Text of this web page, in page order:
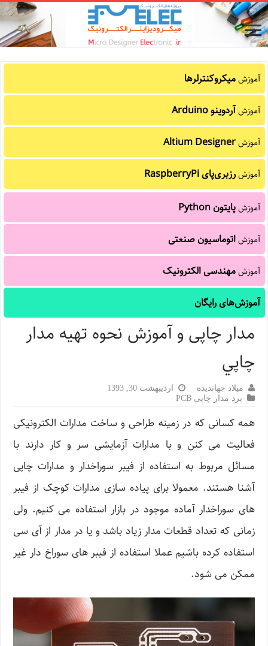
آموزشمیکروکنترلرها
آموزشآردوینو Arduino
آموزشAltium Designer
آموزشرزبری‌پای RaspberryPi
آموزشپایتون Python
آموزشاتوماسیون صنعتی
آموزشمهندسی الکترونیک
آموزش‌های رایگان
مدار چاپی و آموزش نحوه تهیه مدار
چاپي
میلاد جهاندیده
اردیبهشت 30, 1393
برد مدار چاپی PCB
همه کسانی که در زمینه طراحی و ساخت مدارات الکترونیکی
فعالیت می کنن و با مدارات آزمایشی سر و کار دارند با
مسائل مربوط به استفاده از فیبر سوراخدار و مدارات چاپی
آشنا هستند. معمولا برای پیاده سازی مدارات کوچک از فیبر
های سوراخدار آماده موجود در بازار استفاده می کنیم. ولی
زمانی که تعداد قطعات مدار زیاد باشد و یا در مدار از آی سی
استفاده کرده باشیم عملا استفاده از فیبر های سوراخ دار غیر
ممکن می شود.